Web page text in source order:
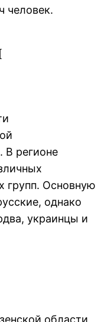
человек.
В регионе
групп. Основную
однако
украинцы и
области